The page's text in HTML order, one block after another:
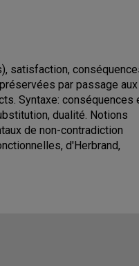
satisfaction,
par passage
Syntaxe: conséquences
dualité. Notions
de non-contradiction
d'Herbrand,